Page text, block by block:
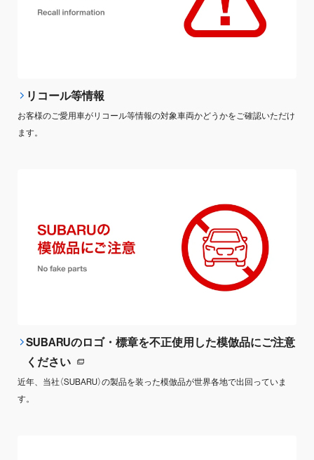
リコール等情報
お客様のご愛用車がリコール等情報の対象車両かどうかをご確認いただけ
ます。
SUBARUのロゴ・標章を不正使用した模倣品にご注意
ください
近年、当社（SUBARU）の製品を装った模倣品が世界各地で出回っていま
す。